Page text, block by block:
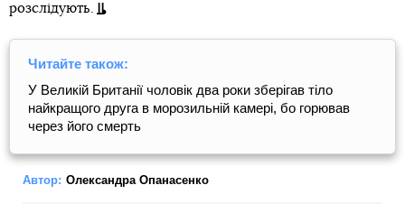
розслідують.
Читайте також:
У Великій Британії чоловік два роки зберігав тіло
найкращого друга в морозильній камері, бо горював
через його смерть
Автор: Олександра Опанасенко